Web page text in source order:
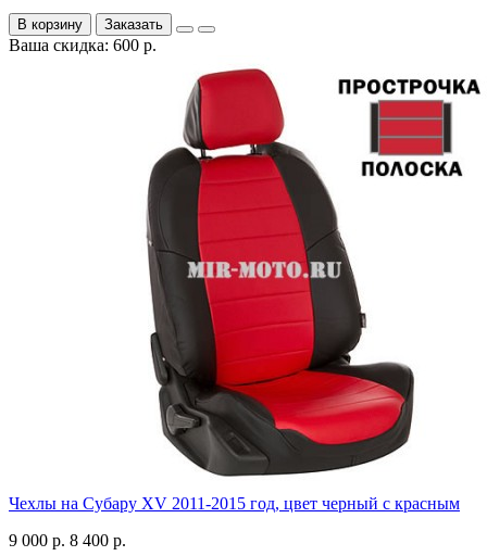
В корзину Заказать
Ваша скидка: 600 р.
Чехлы на Субару XV 2011-2015 год, цвет черный с красным
9 000 р. 8 400 р.